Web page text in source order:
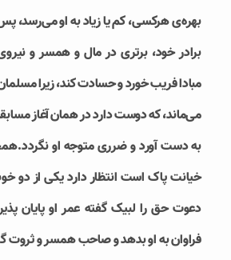
بهره‌ی هرکسی، کم یا زیاد به او می‌رسد،
برادر خود، برتری در مال و همسر و
مبادا فریب خورد و حسادت کند، زیرا
می‌ماند، که دوست دارد در همان آغاز
به دست آورد و ضرری متوجه او
خیانت پاک است انتظار دارد یکی از دو
دعوت حق را لبیک گفته عمر او پایان
فراوان به او بدهد و صاحب همسر و ثروت